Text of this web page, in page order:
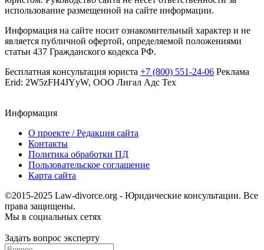
использование размещенной на сайте информации.
Информация на сайте носит ознакомительный характер и не
является публичной офертой, определяемой положениями
статьи 437 Гражданского кодекса РФ.
Бесплатная консультация юриста +7 (800) 551-24-06 Реклама
Erid: 2W5zFH4JYyW, ООО Лигал Адс Тех
Информация
О проекте / Редакция сайта
Контакты
Политика обработки ПД
Пользовательское соглашение
Карта сайта
©2015-2025 Law-divorce.org - Юридические консультации. Все
права защищены.
Мы в социальных сетях
Задать вопрос эксперту